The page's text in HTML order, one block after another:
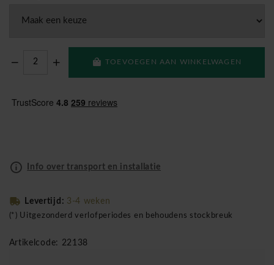
TOEVOEGEN AAN WINKELWAGEN
Info over transport en installatie
Levertijd: 3-4 weken
(*) Uitgezonderd verlofperiodes en behoudens stockbreuk
Artikelcode: 22138